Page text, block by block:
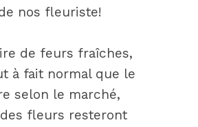
nos fleuriste!
de feurs fraîches,
à fait normal que le
selon le marché,
fleurs resteront